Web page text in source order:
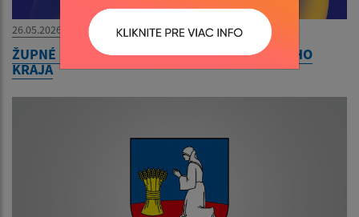
26.05.2026
ŽUPNÉ DNI 2026 KOŠICKÉHO SAMOSPRÁVNEHO
KRAJA